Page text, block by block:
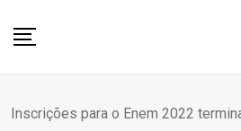
Inscrições para o Enem 2022